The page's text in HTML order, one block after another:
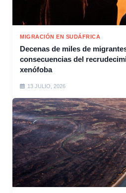
MIGRACIÓN EN SUDÁFRICA
Decenas de miles de
consecuencias del
xenófoba
13 JULIO, 2026